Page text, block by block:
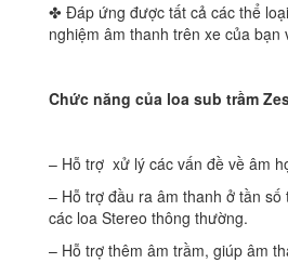
✤ Đáp ứng được tất cả các thể
nghiệm âm thanh trên xe của bạn
Chức năng của loa sub trầm
– Hỗ trợ xử lý các vấn đề về âm
– Hỗ trợ đầu ra âm thanh ở tần
các loa Stereo thông thường.
– Hỗ trợ thêm âm trầm, giúp âm